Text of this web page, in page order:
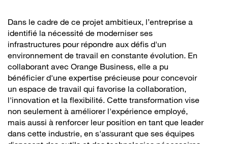
Dans le cadre de ce projet ambitieux, l’entreprise a
identifié la nécessité de moderniser ses
infrastructures pour répondre aux défis d'un
environnement de travail en constante évolution. En
collaborant avec Orange Business, elle a pu
bénéficier d'une expertise précieuse pour concevoir
un espace de travail qui favorise la collaboration,
l'innovation et la flexibilité. Cette transformation vise
non seulement à améliorer l'expérience employé,
mais aussi à renforcer leur position en tant que leader
dans cette industrie, en s'assurant que ses équipes